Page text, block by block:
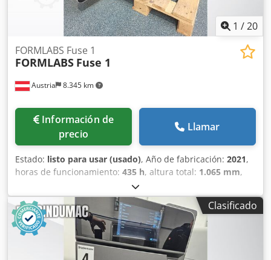
1 /20
Austria 8.345 km
FORMLABS Fuse 1
FORMLABS Fuse 1
Información de
precio
Llamar
Estado: listo para usar (usado), Año de fabricación: 2021,
horas de funcionamiento: 435 h, altura total: 1.065 mm,
, peso total:
165 mm, longitud del producto (máx.):685 mm, número
de ejes:3, Impresora 3D de plástico fabricada en 2021.
Esta FORMLABS Fuse 1 cuenta con un volumen de
construcción de 165 x 165 x 300 mm y una capacidad de
tolva de 8,5 kg para nylon PA12. Funciona con un láser tipo
Clasificado